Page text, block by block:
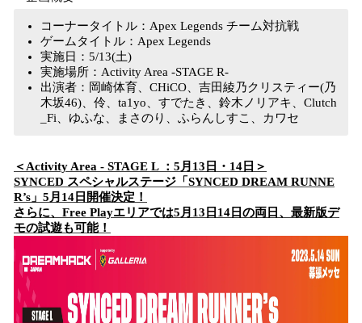
コーナータイトル：Apex Legends チーム対抗戦
ゲームタイトル：Apex Legends
実施日：5/13(土)
実施場所：Activity Area -STAGE R-
出演者：岡崎体育、CHiCO、吉田綾乃クリスティー(乃
木坂46)、伶、ta1yo、すでたき、鈴木ノリアキ、Clutch
_Fi、ゆふな、まさのり、ふらんしすこ、カワセ
＜Activity Area - STAGE L ：5月13日・14日＞
SYNCED スペシャルステージ「SYNCED DREAM RUNNE
R’s」5月14日開催決定！
さらに、Free Playエリアでは5月13日14日の両日、最新版デ
モの試遊も可能！